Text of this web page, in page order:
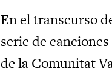
En el transcurso
serie de
de la Comunitat